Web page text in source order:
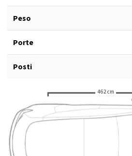
Peso
Porte
Posti
462 cm